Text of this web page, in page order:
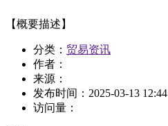
【概要描述】
分类： 贸易资讯
作者：
来源：
发布时间： 2025-03-13 12:44
访问量：